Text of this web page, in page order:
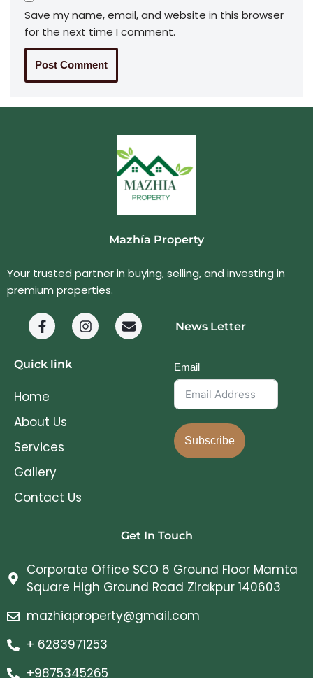
Save my name, email, and website in this browser
for the next time I comment.
Mazhía Property
Your trusted partner in buying, selling, and investing in
premium properties.
Quick link
Home
About Us
Services
Gallery
Contact Us
News Letter
Email
Subscribe
Get In Touch
Corporate Office SCO 6 Ground Floor Mamta
Square High Ground Road Zirakpur 140603
mazhiaproperty@gmail.com
+ 6283971253
+9875345265